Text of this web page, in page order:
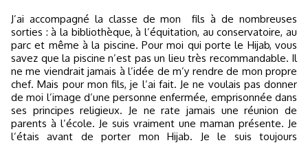
J’ai accompagné la classe de mon
fils à de nombreuses
sorties : à la bibliothèque, à l’équitation, au conservatoire, au
parc et même à la piscine. Pour moi qui porte le Hijab, vous
savez que la piscine n’est pas un lieu très recommandable. Il
ne me viendrait jamais à l’idée de m’y rendre de mon propre
chef. Mais pour mon fils, je l’ai fait. Je ne voulais pas donner
de moi l’image d’une personne enfermée, emprisonnée dans
ses principes religieux. Je ne rate jamais une réunion de
parents à l’école. Je suis vraiment une maman présente. Je
l’étais avant de porter mon Hijab. Je le suis toujours